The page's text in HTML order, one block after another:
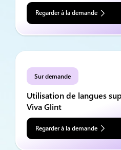
Regarder à la demande
Sur demande
Utilisation de langues
Viva Glint
Regarder à la demande